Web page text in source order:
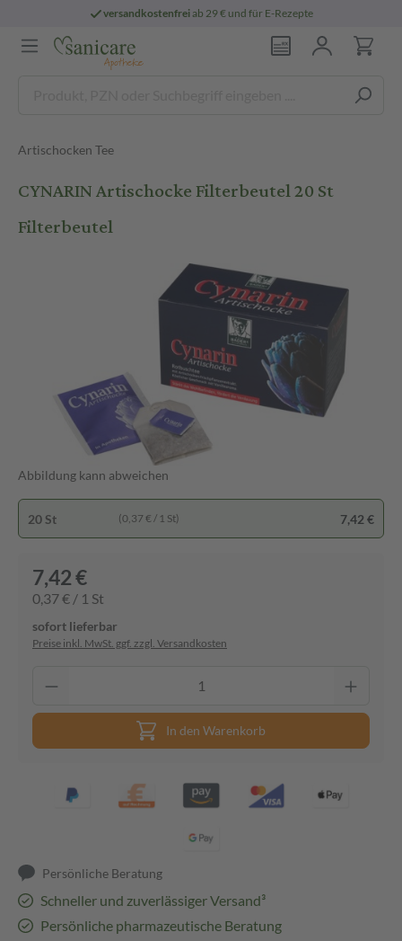
versandkostenfreiab 29 € und für E-Rezepte
Artischocken Tee
CYNARIN Artischocke Filterbeutel 20 St
Filterbeutel
Abbildung kann abweichen
20 St (0,37 € / 1 St) 7,42 €
7,42 €
0,37 € / 1 St
sofort lieferbar
Preise inkl. MwSt. ggf. zzgl. Versandkosten
In den Warenkorb
Persönliche Beratung
Schneller und zuverlässiger Versand³
Persönliche pharmazeutische Beratung